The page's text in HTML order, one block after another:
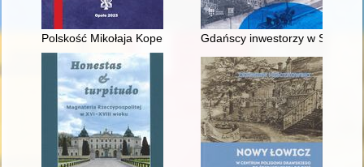
Polskość Mikołaja Kopernika z rodu Ślązaka
Gdańscy inwestorzy w